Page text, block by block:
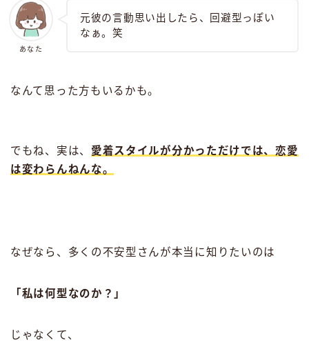
あなた
元彼の言動思い出したら、回避型っぽい
なぁ。笑
なんて思った方もいるかも。
でもね、実は、 愛着スタイルが分かっただけでは、恋愛
は変わらんねんな。
なぜなら、多くの不安型さんが本当に知りたいのは
「私は何型なのか？」
じゃなくて、